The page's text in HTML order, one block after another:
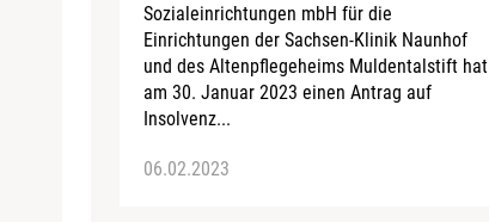
Sozialeinrichtungen mbH für die
Einrichtungen der Sachsen-Klinik Naunhof
und des Altenpflegeheims Muldentalstift hat
am 30. Januar 2023 einen Antrag auf
Insolvenz...
06.02.2023